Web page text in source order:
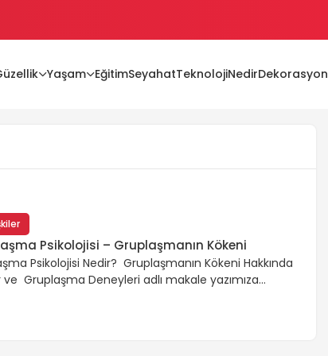
Yaşam EğitimSeyahatTeknolojiNedirDekorasyon
Psikolojisi – Gruplaşmanın Kökeni
Psikolojisi Nedir? Gruplaşmanın Kökeni Hakkında
ve Gruplaşma Deneyleri adlı makale yazımıza